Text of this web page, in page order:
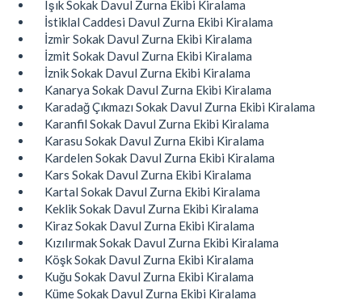
Işık Sokak Davul Zurna Ekibi Kiralama
İstiklal Caddesi Davul Zurna Ekibi Kiralama
İzmir Sokak Davul Zurna Ekibi Kiralama
İzmit Sokak Davul Zurna Ekibi Kiralama
İznik Sokak Davul Zurna Ekibi Kiralama
Kanarya Sokak Davul Zurna Ekibi Kiralama
Karadağ Çıkmazı Sokak Davul Zurna Ekibi Kiralama
Karanfil Sokak Davul Zurna Ekibi Kiralama
Karasu Sokak Davul Zurna Ekibi Kiralama
Kardelen Sokak Davul Zurna Ekibi Kiralama
Kars Sokak Davul Zurna Ekibi Kiralama
Kartal Sokak Davul Zurna Ekibi Kiralama
Keklik Sokak Davul Zurna Ekibi Kiralama
Kiraz Sokak Davul Zurna Ekibi Kiralama
Kızılırmak Sokak Davul Zurna Ekibi Kiralama
Köşk Sokak Davul Zurna Ekibi Kiralama
Kuğu Sokak Davul Zurna Ekibi Kiralama
Küme Sokak Davul Zurna Ekibi Kiralama